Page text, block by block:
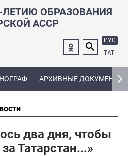
ЛЕТИЮ ОБРАЗОВАНИЯ
АССР
РУС
ТАТ
АРХИВНЫЕ ДОКУМЕНТЫ
два дня, чтобы
Татарстан...»